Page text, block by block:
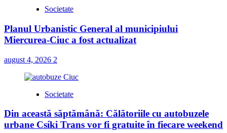
Societate
Planul Urbanistic General al municipiului
Miercurea-Ciuc a fost actualizat
august 4, 2026 2
Societate
Din această săptămână: Călătoriile cu autobuzele
urbane Csíki Trans vor fi gratuite în fiecare weekend